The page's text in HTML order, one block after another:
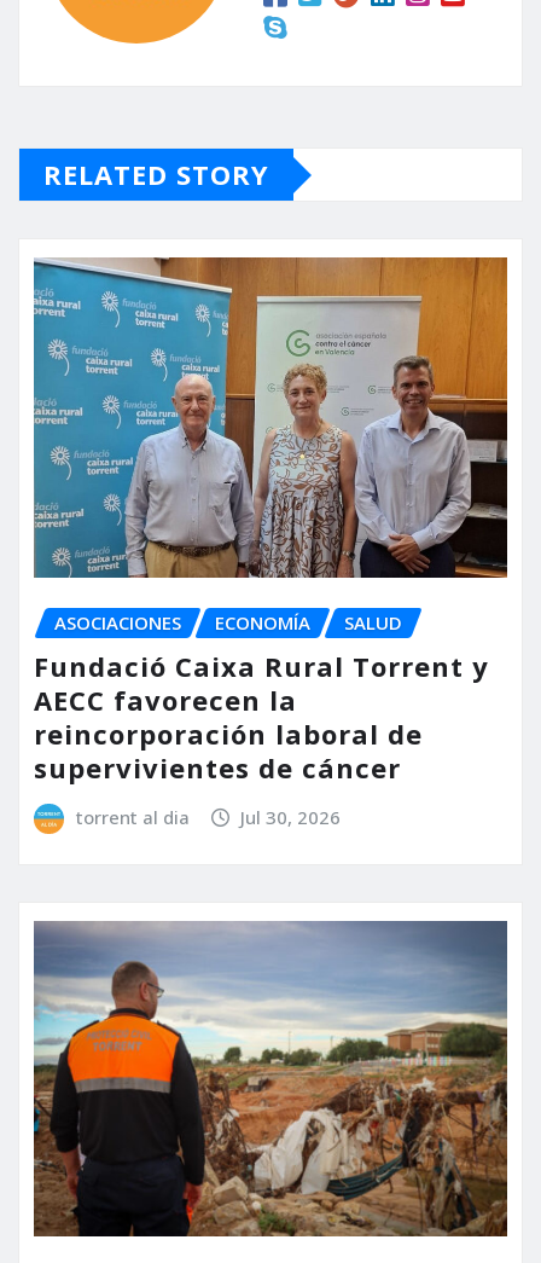
RELATED STORY
ASOCIACIONES ECONOMÍA SALUD
Fundació Caixa Rural Torrent y
AECC favorecen la
reincorporación laboral de
supervivientes de cáncer
torrent al dia Jul 30, 2026